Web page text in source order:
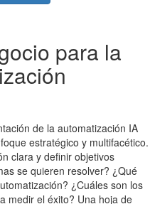
para la
de la automatización IA
estratégico y multifacético.
clara y definir objetivos
se quieren resolver? ¿Qué
¿Cuáles son los
medir el éxito? Una hoja de